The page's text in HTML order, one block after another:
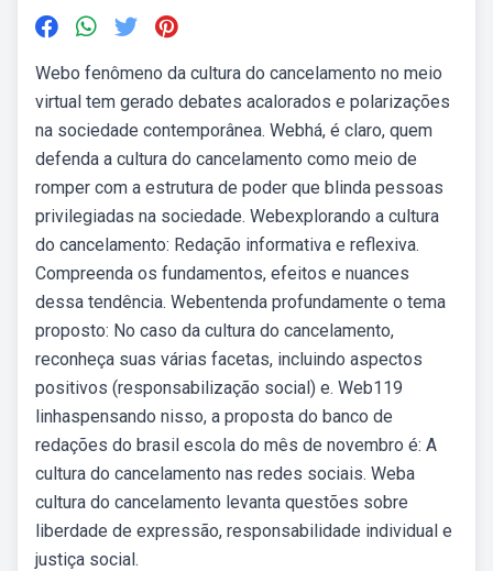
Webo fenômeno da cultura do cancelamento no meio
virtual tem gerado debates acalorados e polarizações
na sociedade contemporânea. Webhá, é claro, quem
defenda a cultura do cancelamento como meio de
romper com a estrutura de poder que blinda pessoas
privilegiadas na sociedade. Webexplorando a cultura
do cancelamento: Redação informativa e reflexiva.
Compreenda os fundamentos, efeitos e nuances
dessa tendência. Webentenda profundamente o tema
proposto: No caso da cultura do cancelamento,
reconheça suas várias facetas, incluindo aspectos
positivos (responsabilização social) e. Web119
linhaspensando nisso, a proposta do banco de
redações do brasil escola do mês de novembro é: A
cultura do cancelamento nas redes sociais. Weba
cultura do cancelamento levanta questões sobre
liberdade de expressão, responsabilidade individual e
justiça social.